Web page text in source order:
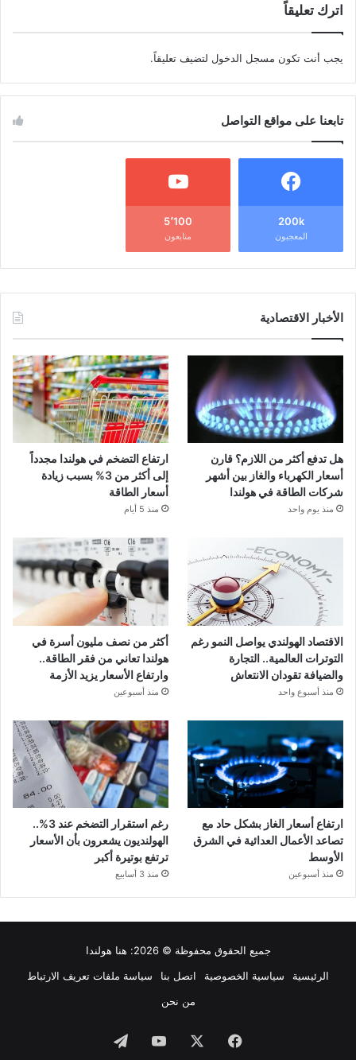
اترك تعليقاً
يجب أنت تكون مسجل الدخول لتضيف تعليقاً.
تابعنا على مواقع التواصل
200k
المعجبون
5٬100
متابعون
الأخبار الاقتصادية
هل تدفع أكثر من اللازم؟ قارن
أسعار الكهرباء والغاز بين أشهر
شركات الطاقة في هولندا
منذ يوم واحد
ارتفاع التضخم في هولندا مجدداً
إلى أكثر من 3% بسبب زيادة
أسعار الطاقة
منذ 5 أيام
الاقتصاد الهولندي يواصل النمو رغم
التوترات العالمية.. التجارة
والضيافة تقودان الانتعاش
منذ أسبوع واحد
أكثر من نصف مليون أسرة في
هولندا تعاني من فقر الطاقة..
وارتفاع الأسعار يزيد الأزمة
منذ أسبوعين
ارتفاع أسعار الغاز بشكل حاد مع
تصاعد الأعمال العدائية في الشرق
الأوسط
منذ أسبوعين
رغم استقرار التضخم عند 3%..
الهولنديون يشعرون بأن الأسعار
ترتفع بوتيرة أكبر
منذ 3 أسابيع
جميع الحقوق محفوظة © 2026:
هنا هولندا
الرئيسية
سياسية الخصوصية اتصل بنا
سياسة ملفات تعريف الارتباط
من نحن
فيسبوك ‫YouTubeتيلقرام